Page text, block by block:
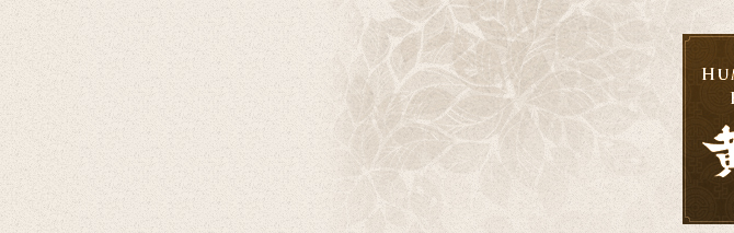
千葉の宴会・結婚
鶴」へ
千葉の宴会・結婚式・披露宴なら「黄鶴」へ